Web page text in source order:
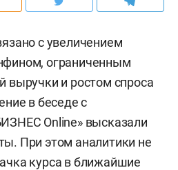
с увеличением
ограниченным
выручки и ростом спроса
в беседе с
Online» высказали
При этом аналитики не
курса в ближайшие